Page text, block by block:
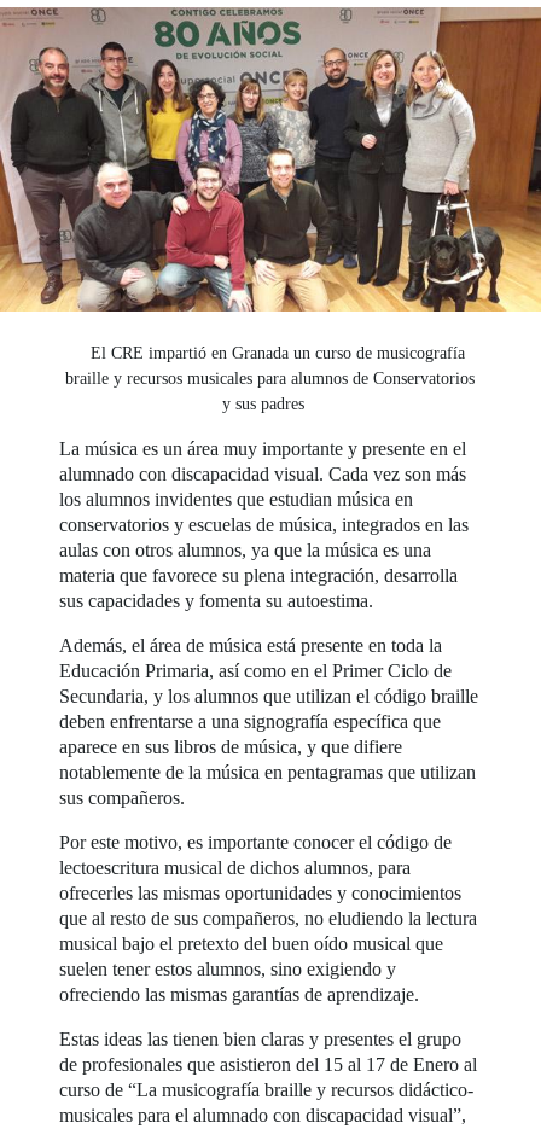
El CRE impartió en Granada un curso de musicografía
braille y recursos musicales para alumnos de Conservatorios
y sus padres
La música es un área muy importante y presente en el
alumnado con discapacidad visual. Cada vez son más
los alumnos invidentes que estudian música en
conservatorios y escuelas de música, integrados en las
aulas con otros alumnos, ya que la música es una
materia que favorece su plena integración, desarrolla
sus capacidades y fomenta su autoestima.
Además, el área de música está presente en toda la
Educación Primaria, así como en el Primer Ciclo de
Secundaria, y los alumnos que utilizan el código braille
deben enfrentarse a una signografía específica que
aparece en sus libros de música, y que difiere
notablemente de la música en pentagramas que utilizan
sus compañeros.
Por este motivo, es importante conocer el código de
lectoescritura musical de dichos alumnos, para
ofrecerles las mismas oportunidades y conocimientos
que al resto de sus compañeros, no eludiendo la lectura
musical bajo el pretexto del buen oído musical que
suelen tener estos alumnos, sino exigiendo y
ofreciendo las mismas garantías de aprendizaje.
Estas ideas las tienen bien claras y presentes el grupo
de profesionales que asistieron del 15 al 17 de Enero al
curso de “La musicografía braille y recursos didáctico-
musicales para el alumnado con discapacidad visual”,